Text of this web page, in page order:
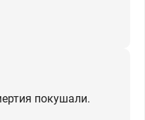
покушали.